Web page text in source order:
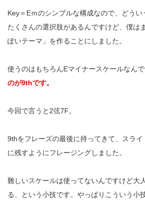
Key＝Eｍのシンプルな構成なので、どう
たくさんの選択肢があるんですけど、僕は
ぽいテーマ」を作ることにしました。
使うのはもちろんEマイナースケールなんで
のが9thです。
今回で言うと2弦7F。
9thをフレーズの最後に持ってきて、スラ
に残すようにフレージングしました。
難しいスケールは使ってないんですけど大
る、という小技です。やっぱりこういう小